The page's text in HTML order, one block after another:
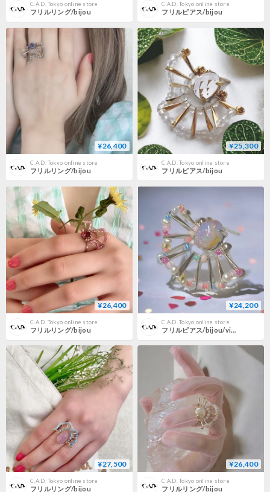
C.A.D. Tokyo online store
フリルリング/bijou
C.A.D. Tokyo online store
フリルピアス/bijou
¥26,400
C.A.D. Tokyo online store
フリルリング/bijou
¥25,300
C.A.D. Tokyo online store
フリルピアス/bijou
¥26,400
C.A.D. Tokyo online store
フリルリング/bijou
¥24,200
C.A.D. Tokyo online store
¥27,500
C.A.D. Tokyo online store
フリルリング/bijou
¥26,400
C.A.D. Tokyo online store
フリルリング/bijou